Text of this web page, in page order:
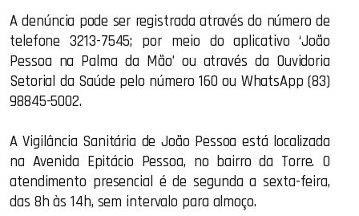
A denúncia pode ser registrada através do número de
telefone 3213-7545; por meio do aplicativo ‘João
Pessoa na Palma da Mão’ ou através da Ouvidoria
Setorial da Saúde pelo número 160 ou WhatsApp (83)
98845-5002.
A Vigilância Sanitária de João Pessoa está localizada
na Avenida Epitácio Pessoa, no bairro da Torre. O
atendimento presencial é de segunda a sexta-feira,
das 8h às 14h, sem intervalo para almoço.